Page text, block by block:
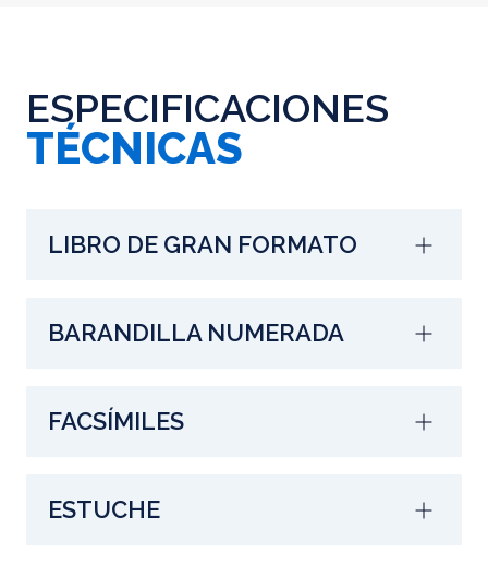
ESPECIFICACIONES
TÉCNICAS
LIBRO DE GRAN FORMATO
BARANDILLA NUMERADA
FACSÍMILES
ESTUCHE